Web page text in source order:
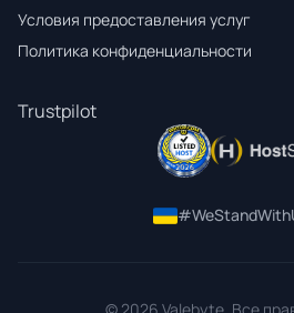
Условия предоставления услуг
Политика конфиденциальности
Trustpilot